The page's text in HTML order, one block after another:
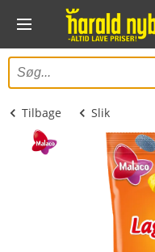
Tilbage Slik